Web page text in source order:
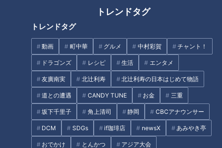
トレンドタグ
トレンドタグ
動画 町中華 グルメ 中村彩賀 チャント！
ドラゴンズ レシピ 生活 エンタメ
友廣南実 北辻利寿 北辻利寿の日本はじめて物語
道との遭遇 CANDY TUNE お金 三重
坂下千里子 角上清司 静岡 CBCアナウンサー
DCM SDGs if珈琲店 newsX あみやき亭
おでかけ とんかつ アジア大会
査！ 特製カスタードクリーム
のフワモチ食感和菓子！
愛知・知多市岡田の愛されフー
ド『岡田かつ丼』を調査！卵を
使うのに、とじないカツ丼！
笑顔さわやかアナが愛知・豊田
市の『松平まんじゅう』を調
査！ モチモチ感と甘さのバラ
ンスがたまらない老舗の銘菓！